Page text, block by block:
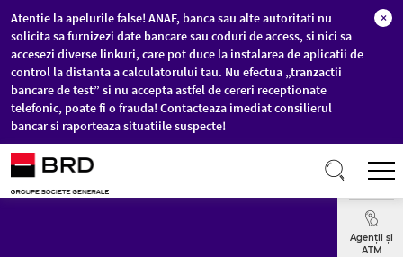
Sari la conținutul principal
Atentie la apelurile false! ANAF, banca sau alte autoritati nu
solicita sa furnizezi date bancare sau coduri de access, si nici sa
accesezi diverse linkuri, care pot duce la instalarea de aplicatii de
control la distanta a calculatorului tau. Nu efectua „tranzactii
bancare de test” si nu accepta astfel de cereri receptionate
telefonic, poate fi o frauda! Contacteaza imediat consilierul
bancar si raporteaza situatiile suspecte!
×
Curs
Agenții și
ATM